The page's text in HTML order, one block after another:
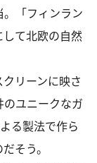
「フィンラン
して北欧の自然
リーンに映さ
ユニークなガ
る製法で作ら
そう。